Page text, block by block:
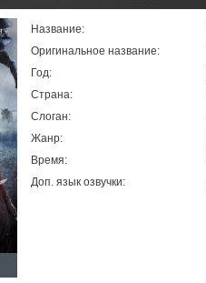
Название:
Оригинальное название:
Год:
Страна:
Слоган:
Жанр:
Время:
Доп. язык озвучки: